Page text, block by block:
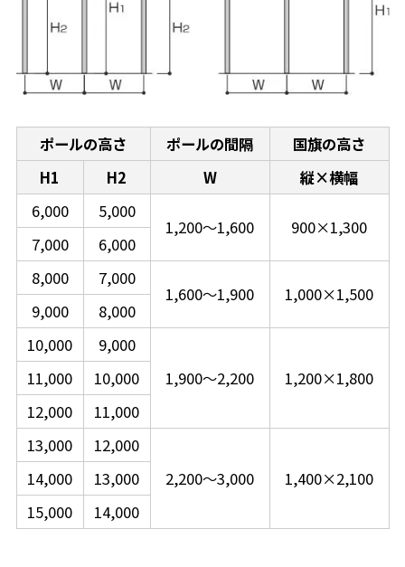
ポールの高さ ポールの間隔
国旗の高さ
H1
H2 W
縦×横幅
6,000
5,000
1,200～1,600 900×1,300
7,000
6,000
8,000
7,000
1,600～1,900 1,000×1,500
9,000
8,000
10,000
9,000
1,900～2,200
1,200×1,800
11,000
10,000
12,000
11,000
13,000
12,000
2,200～3,000
1,400×2,100
14,000
13,000
15,000
14,000